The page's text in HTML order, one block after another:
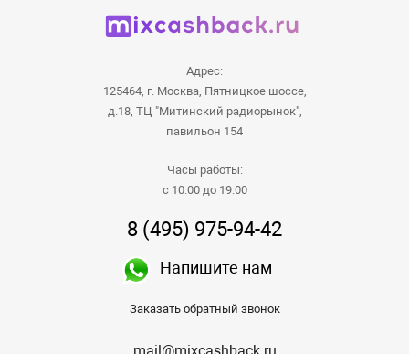
Адрес:
125464, г. Москва, Пятницкое шоссе,
д.18, ТЦ "Митинский радиорынок",
павильон 154
Часы работы:
с 10.00 до 19.00
8 (495) 975-94-42
Напишите нам
Заказать обратный звонок